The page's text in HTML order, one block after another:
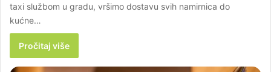
taxi službom u gradu, vršimo dostavu svih namirnica do
kućne…
Pročitaj više